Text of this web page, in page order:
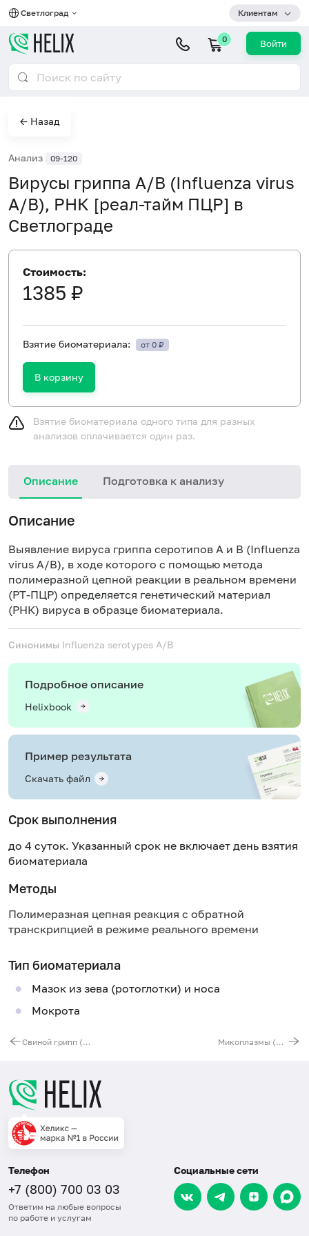
Светлоград Клиентам
0 Войти
← Назад
Анализ 09-120
Вирусы гриппа А/В (Influenza virus
A/B), РНК [реал-тайм ПЦР] в
Светлограде
Стоимость:
1385 ₽
Взятие биоматериала: от 0 ₽
В корзину
Взятие биоматериала одного типа для разных
анализов оплачивается один раз.
Описание Подготовка к анализу
Описание
Выявление вируса гриппа серотипов А и В (Influenza
virus A/B), в ходе которого с помощью метода
полимеразной цепной реакции в реальном времени
(РТ-ПЦР) определяется генетический материал
(РНК) вируса в образце биоматериала.
Синонимы Influenza serotypes A/B
Подробное описание
Helixbook
Пример результата
Скачать файл
Срок выполнения
до 4 суток. Указанный срок не включает день взятия
биоматериала
Методы
Полимеразная цепная реакция с обратной
транскрипцией в режиме реального времени
Тип биоматериала
Мазок из зева (ротоглотки) и носа
Мокрота
Свиной грипп (Influenza virus A/H1N1, sw2009), РНК [реал-тайм ПЦР] Микоплазмы (Mycoplasma spp.), ДНК [реал-тайм ПЦР]
Телефон
+7 (800) 700 03 03
Ответим на любые вопросы
по работе и услугам
Социальные сети